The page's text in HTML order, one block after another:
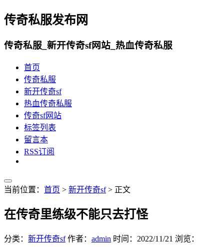
传奇私服发布网
传奇私服_新开传奇sf网站_热血传奇私服
首页
传奇私服
新开传奇sf
热血传奇私服
传奇sf网站
标签列表
留言本
RSS订阅
当前位置： 首页 > 新开传奇sf> 正文
在传奇里练级不能只去打怪
分类： 新开传奇sf 作者： admin 时间： 2022/11/21 浏览：